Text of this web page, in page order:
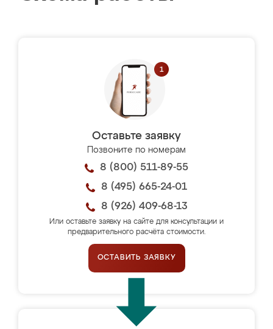
Оставьте заявку
Позвоните по номерам
8 (800) 511-89-55
8 (495) 665-24-01
8 (926) 409-68-13
Или оставьте заявку на сайте для консультации и
предварительного расчёта стоимости.
ОСТАВИТЬ ЗАЯВКУ